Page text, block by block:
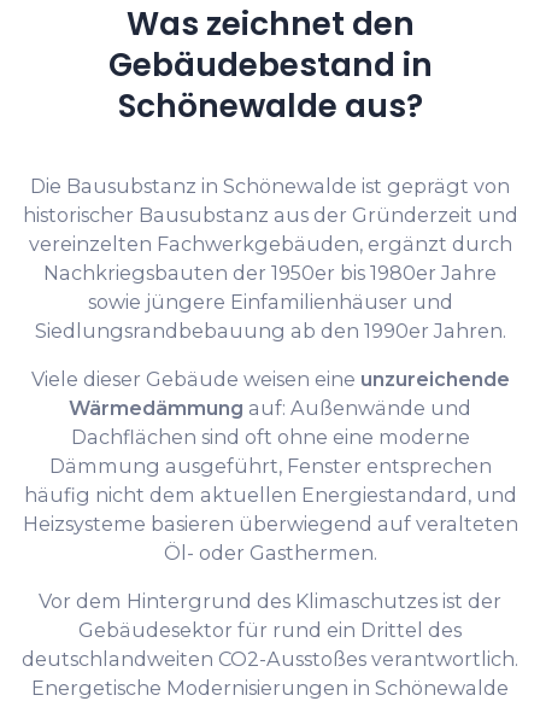
Was zeichnet den
Gebäudebestand in
Schönewalde aus?
Die Bausubstanz in Schönewalde ist geprägt von
historischer Bausubstanz aus der Gründerzeit und
vereinzelten Fachwerkgebäuden, ergänzt durch
Nachkriegsbauten der 1950er bis 1980er Jahre
sowie jüngere Einfamilienhäuser und
Siedlungsrandbebauung ab den 1990er Jahren.
Viele dieser Gebäude weisen eine unzureichende
Wärmedämmung auf: Außenwände und
Dachflächen sind oft ohne eine moderne
Dämmung ausgeführt, Fenster entsprechen
häufig nicht dem aktuellen Energiestandard, und
Heizsysteme basieren überwiegend auf veralteten
Öl- oder Gasthermen.
Vor dem Hintergrund des Klimaschutzes ist der
Gebäudesektor für rund ein Drittel des
deutschlandweiten CO2-Ausstoßes verantwortlich.
Energetische Modernisierungen in Schönewalde